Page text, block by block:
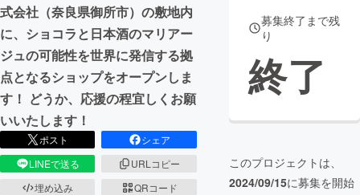
式会社（奈良県御所市）の敷地内
に、ショコラと日本酒のマリアー
ジュの可能性を世界に発信する拠
点となるショップをオープンしま
す！ どうか、応援の程宜しくお願
いいたします！
ポスト
シェア
LINEで送る
URLコピー
埋め込み
QRコード
募集終了まで残
り
終了
このプロジェクトは、
2024/09/15に募集を開始